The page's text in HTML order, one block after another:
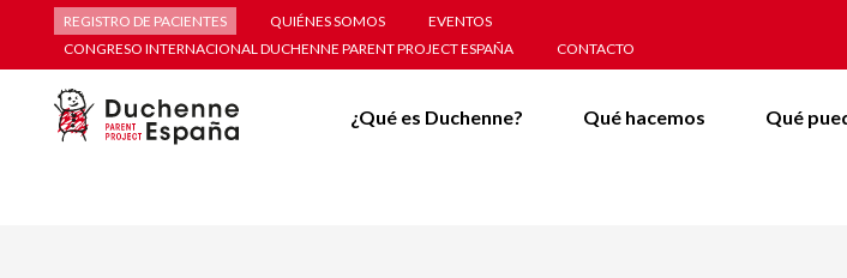
REGISTRO DE PACIENTES QUIÉNES SOMOS
EVENTOS
CONGRESO INTERNACIONAL DUCHENNE PARENT PROJECT ESPAÑA
CONTACTO
¿Qué es Duchenne? Qué hacemos Qué